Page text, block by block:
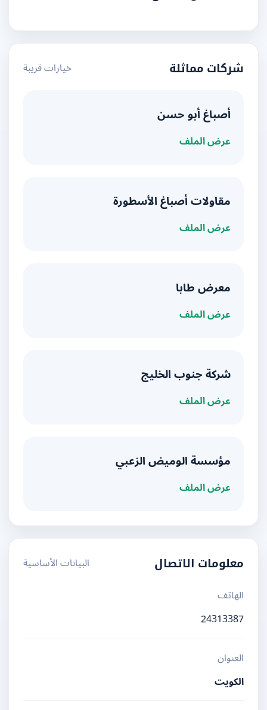
شركات مماثلة خيارات قريبة
أصباغ أبو حسن
عرض الملف
مقاولات أصباغ الأسطورة
عرض الملف
معرض طابا
عرض الملف
شركة جنوب الخليج
عرض الملف
مؤسسة الوميض الزعبي
عرض الملف
معلومات الاتصال
البيانات الأساسية
الهاتف
24313387
العنوان
الكويت